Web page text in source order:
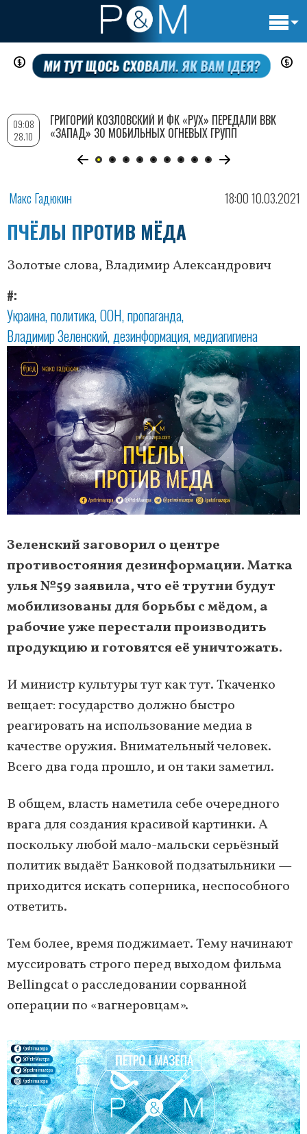
Перейти
содержанию
Макс Гадюкин 18:00 10.03.2021
ПЧЁЛЫ ПРОТИВ МЁДА
Золотые слова, Владимир Александрович
#
Украина политика ООН пропаганда
Владимир Зеленский дезинформация медиагигиена
Зеленский заговорил о центре
противостояния дезинформации. Матка
улья №59 заявила, что её трутни будут
мобилизованы для борьбы с мёдом, а
рабочие уже перестали производить
продукцию и готовятся её уничтожать.
И министр культуры тут как тут. Ткаченко
вещает: государство должно быстро
реагировать на использование медиа в
качестве оружия. Внимательный человек.
Всего два года прошло, и он таки заметил.
В общем, власть наметила себе очередного
врага для создания красивой картинки. А
поскольку любой мало-мальски серьёзный
политик выдаёт Банковой подзатыльники —
приходится искать соперника, неспособного
ответить.
Тем более, время поджимает. Тему начинают
муссировать строго перед выходом фильма
Bellingcat о расследовании сорванной
операции по «вагнеровцам».
09:08
28.10
ГРИГОРИЙ КОЗЛОВСКИЙ И ФК «РУХ» ПЕРЕДАЛИ ВВК
«ЗАПАД» 30 МОБИЛЬНЫХ ОГНЕВЫХ ГРУПП